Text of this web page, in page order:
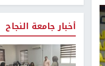
أخبار جامعة النجاح